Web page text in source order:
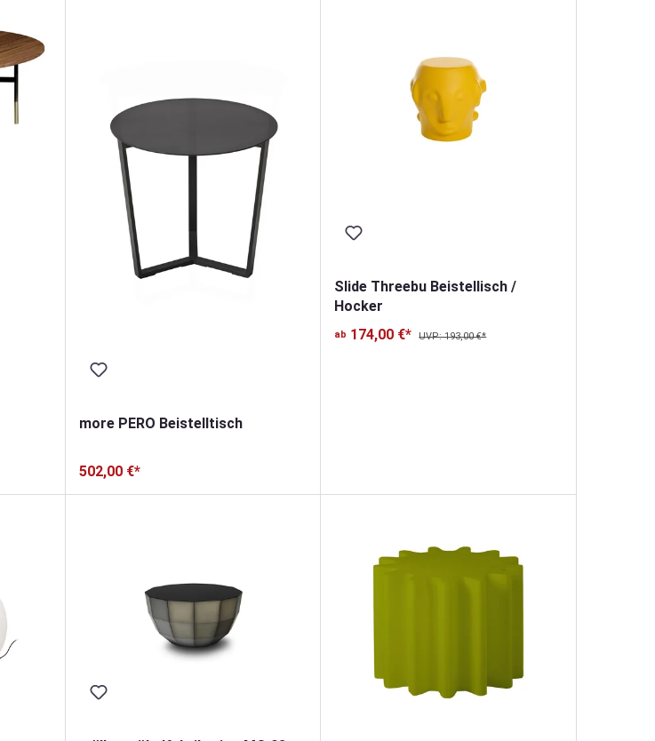
more PERO Beistelltisch
502,00 €*
Slide Threebu Beistellisch /
Hocker
ab 174,00 €* UVP: 193,00 €*